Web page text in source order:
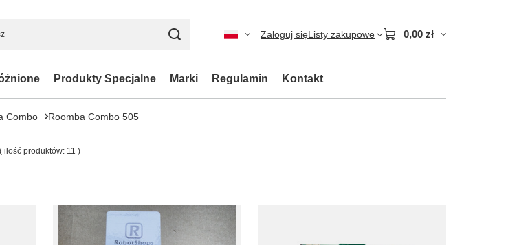
Zaloguj sięListy zakupowe 0,00 zł
Produkty Specjalne Marki Regulamin Kontakt
Combo Roomba Combo 505
( ilość produktów: 11 )